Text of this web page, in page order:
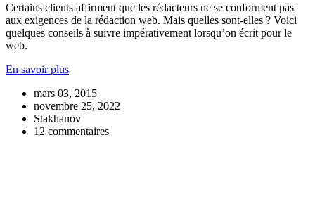
Certains clients affirment que les rédacteurs ne se conforment pas
aux exigences de la rédaction web. Mais quelles sont-elles ? Voici
quelques conseils à suivre impérativement lorsqu’on écrit pour le
web.
En savoir plus
mars 03, 2015
novembre 25, 2022
Stakhanov
12 commentaires